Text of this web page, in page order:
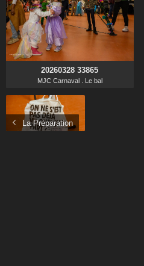
20260328 33865
MJC Carnaval . Le bal
La Préparation